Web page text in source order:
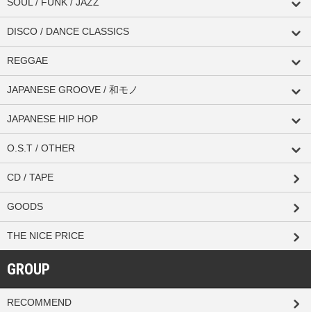
SOUL / FUNK / JAZZ
DISCO / DANCE CLASSICS
REGGAE
JAPANESE GROOVE / 和モノ
JAPANESE HIP HOP
O.S.T / OTHER
CD / TAPE
GOODS
THE NICE PRICE
GROUP
RECOMMEND